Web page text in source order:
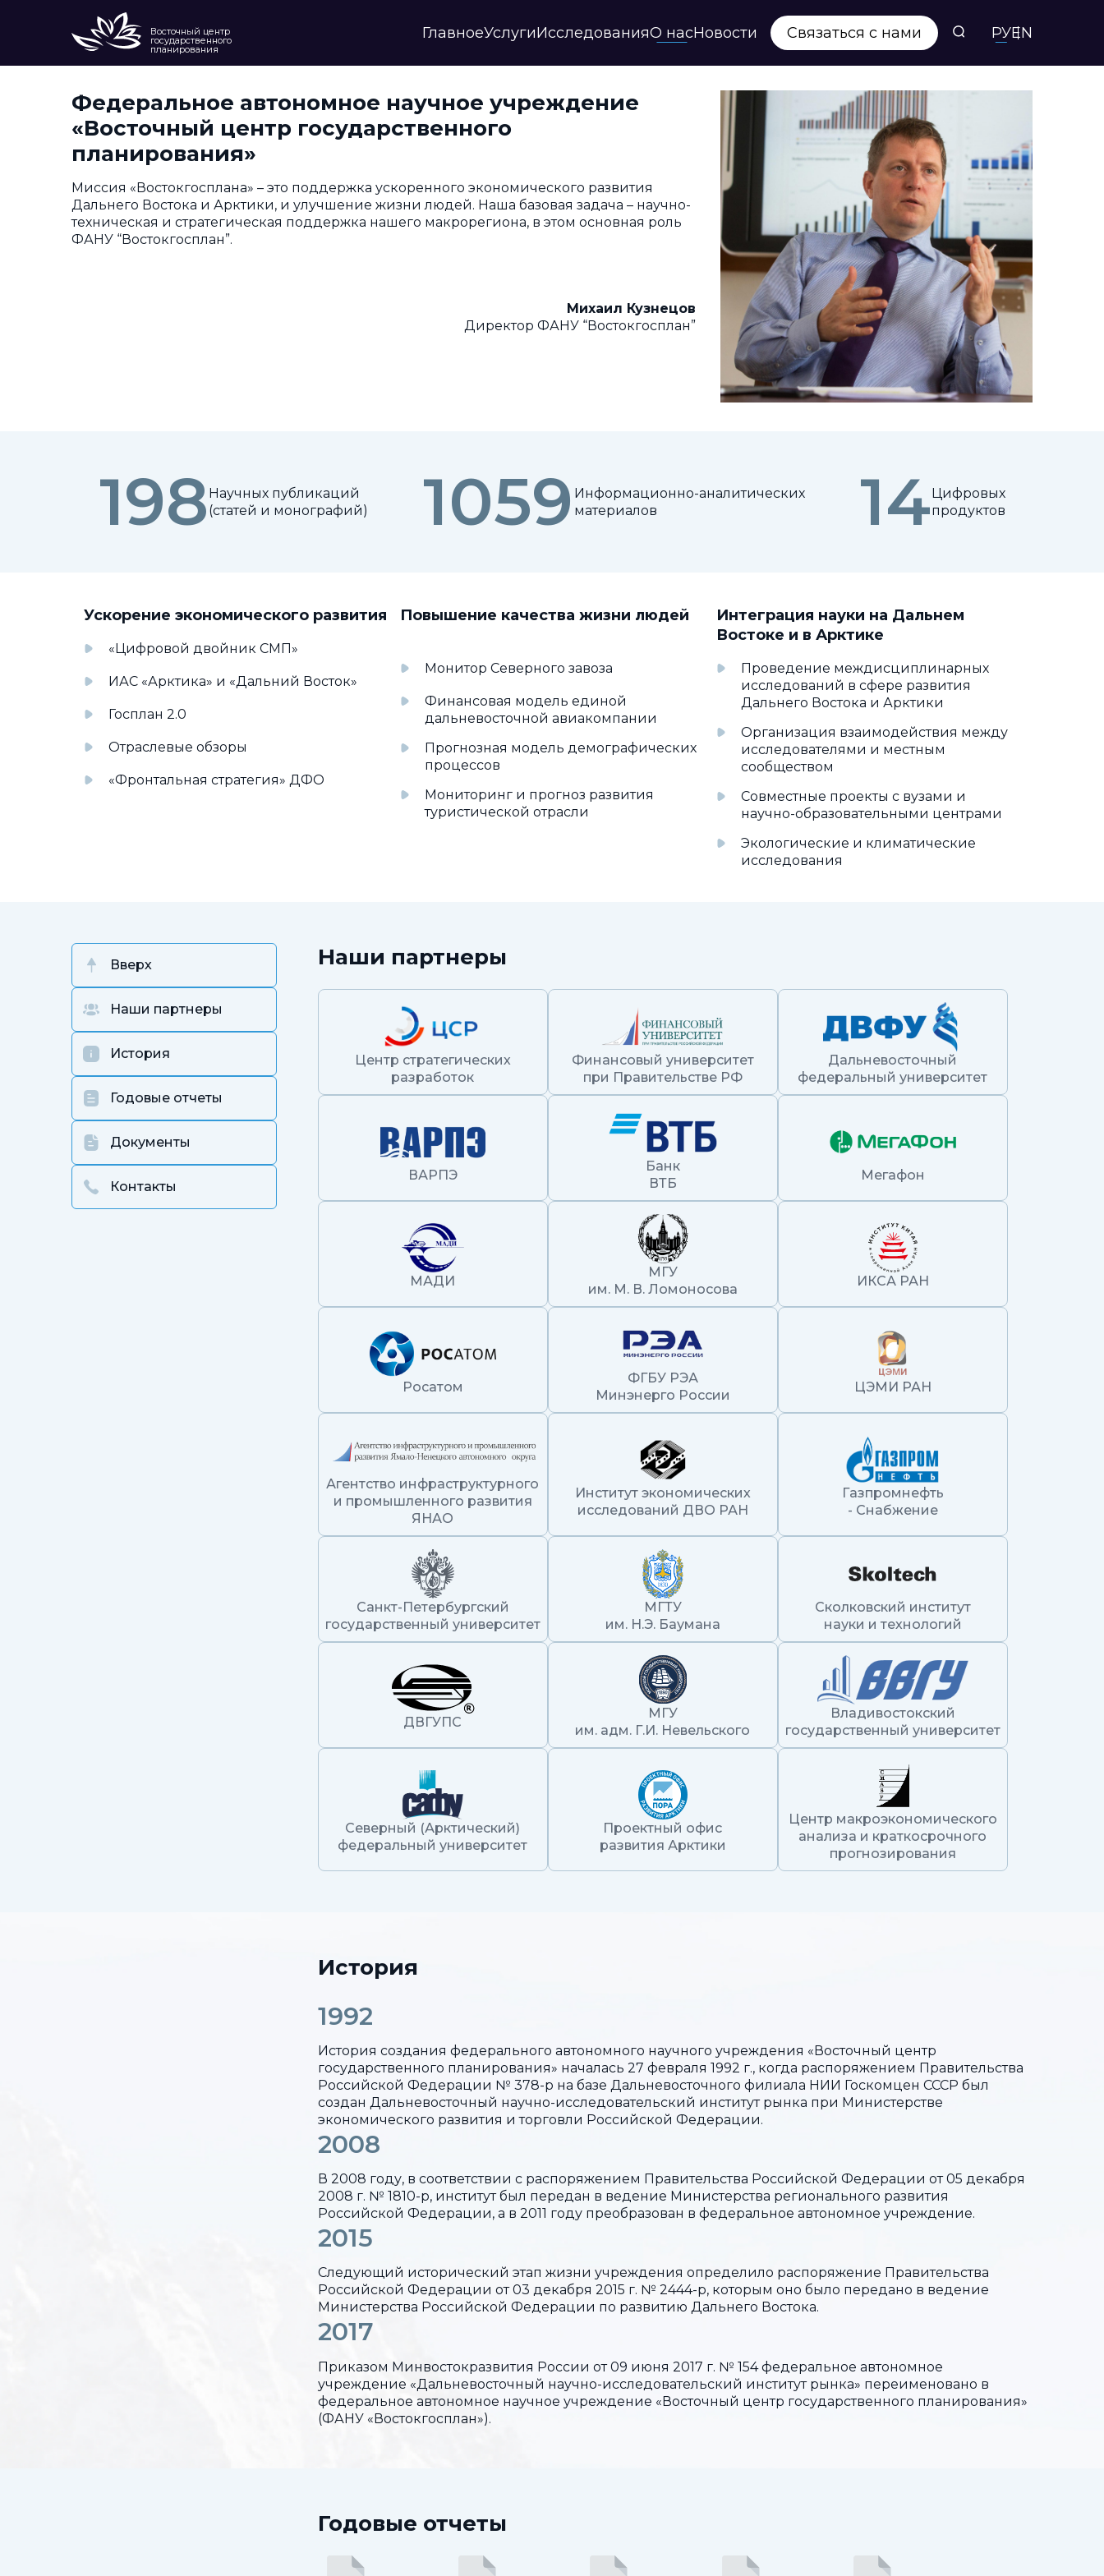
Восточный центр
государственного
планирования
ГлавноеУслуги
Мастер-планы
Цифровые сервисы
Исследования
НИР
О нас
История
Обработка данных
Отзывы
Новости Связаться с нами РУEN
О насФедеральное автономное научное учреждение
«Восточный центр государственного
планирования»
Миссия «Востокгосплана» – это поддержка ускоренного экономического развития
Дальнего Востока и Арктики, и улучшение жизни людей. Наша базовая задача – научно-
техническая и стратегическая поддержка нашего макрорегиона, в этом основная роль
ФАНУ “Востокгосплан”.
Михаил Кузнецов
Директор ФАНУ “Востокгосплан”
198 Научных публикаций
(статей и монографий)
1059 Информационно-аналитических
материалов
14Цифровых
продуктов
Ускорение экономического развития
«Цифровой двойник СМП»
ИАС «Арктика» и «Дальний Восток»
Госплан 2.0
Отраслевые обзоры
«Фронтальная стратегия» ДФО
Повышение качества жизни людей
Монитор Северного завоза
Финансовая модель единой
дальневосточной авиакомпании
Прогнозная модель демографических
процессов
Мониторинг и прогноз развития
туристической отрасли
Интеграция науки на Дальнем
Востоке и в Арктике
Проведение междисциплинарных
исследований в сфере развития
Дальнего Востока и Арктики
Организация взаимодействия между
исследователями и местным
сообществом
Совместные проекты с вузами и
научно-образовательными центрами
Экологические и климатические
исследования
Вверх
Наши партнеры
История
Годовые отчеты
Документы
Контакты
Наши партнеры
Центр стратегических
разработок
Финансовый университет
при Правительстве РФ
Дальневосточный
федеральный университет
ВАРПЭ
Банк
ВТБ
Мегафон
МАДИ
МГУ
им. М. В. Ломоносова
ИКСА РАН
Росатом
ФГБУ РЭА
Минэнерго России
ЦЭМИ РАН
Агентство инфраструктурного
и промышленного развития
ЯНАО
Институт экономических
исследований ДВО РАН
Газпромнефть
- Снабжение
Санкт-Петербургский
государственный университет
МГТУ
им. Н.Э. Баумана
Сколковский институт
науки и технологий
ДВГУПС
МГУ
им. адм. Г.И. Невельского
Владивостокский
государственный университет
Северный (Арктический)
федеральный университет
Проектный офис
развития Арктики
Центр макроэкономического
анализа и краткосрочного
прогнозирования
История
1992
История создания федерального автономного научного учреждения «Восточный центр
государственного планирования» началась 27 февраля 1992 г., когда распоряжением Правительства
Российской Федерации № 378-р на базе Дальневосточного филиала НИИ Госкомцен СССР был
создан Дальневосточный научно-исследовательский институт рынка при Министерстве
экономического развития и торговли Российской Федерации.
2008
В 2008 году, в соответствии с распоряжением Правительства Российской Федерации от 05 декабря
2008 г. № 1810-р, институт был передан в ведение Министерства регионального развития
Российской Федерации, а в 2011 году преобразован в федеральное автономное учреждение.
2015
Следующий исторический этап жизни учреждения определило распоряжение Правительства
Российской Федерации от 03 декабря 2015 г. № 2444-р, которым оно было передано в ведение
Министерства Российской Федерации по развитию Дальнего Востока.
2017
Приказом Минвостокразвития России от 09 июня 2017 г. № 154 федеральное автономное
учреждение «Дальневосточный научно-исследовательский институт рынка» переименовано в
федеральное автономное научное учреждение «Восточный центр государственного планирования»
(ФАНУ «Востокгосплан»).
Годовые отчеты